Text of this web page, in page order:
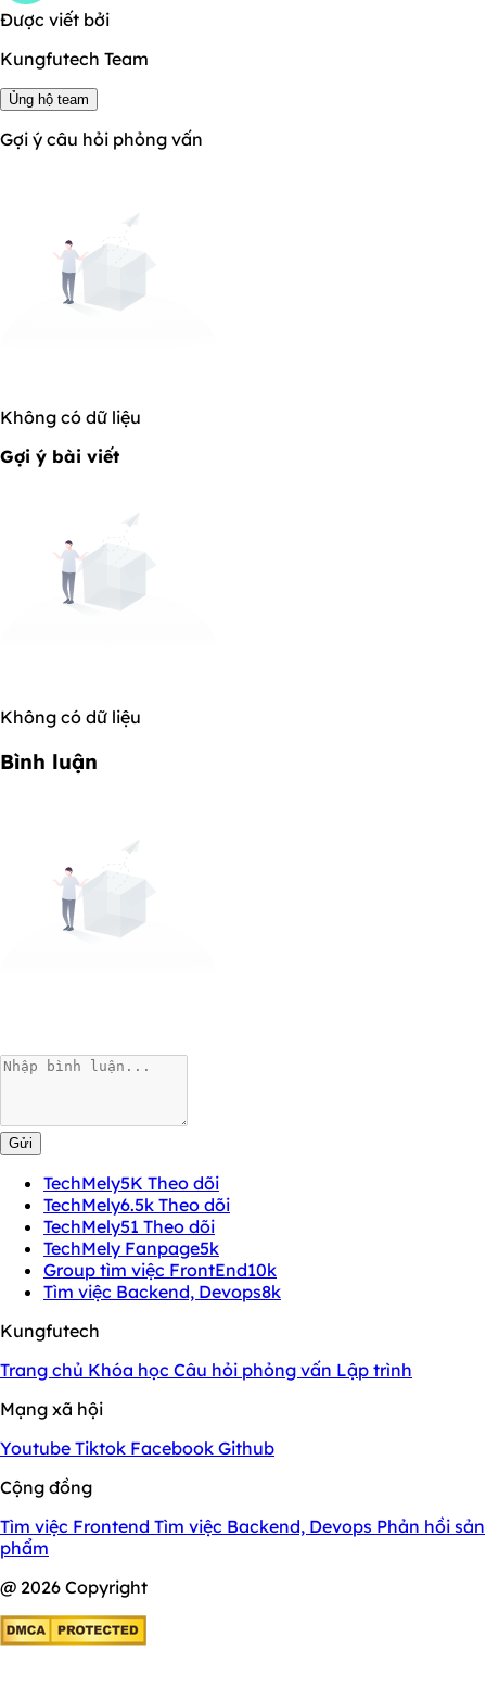
Được viết bởi
Kungfutech Team
Ủng hộ team
Gợi ý câu hỏi phỏng vấn
Không có dữ liệu
Gợi ý bài viết
Không có dữ liệu
Bình luận
Gửi
TechMely5K Theo dõi
TechMely6.5k Theo dõi
TechMely51 Theo dõi
TechMely Fanpage5k
Group tìm việc FrontEnd10k
Tìm việc Backend, Devops8k
Kungfutech
Trang chủ Khóa học Câu hỏi phỏng vấn Lập trình
Mạng xã hội
Youtube Tiktok Facebook Github
Cộng đồng
Tìm việc Frontend Tìm việc Backend, Devops Phản hồi sản
phẩm
@ 2026 Copyright